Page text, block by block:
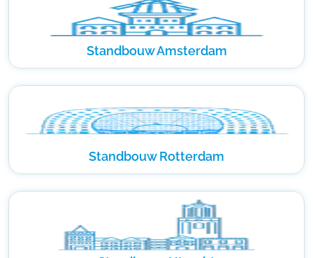
Standbouw Amsterdam
Standbouw Rotterdam